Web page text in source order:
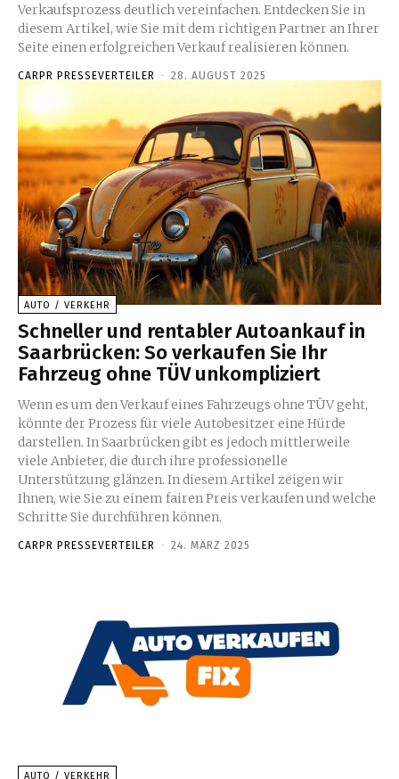
Verkaufsprozess deutlich vereinfachen. Entdecken Sie in
diesem Artikel, wie Sie mit dem richtigen Partner an Ihrer
Seite einen erfolgreichen Verkauf realisieren können.
CARPR PRESSEVERTEILER - 28. AUGUST 2025
AUTO / VERKEHR
Schneller und rentabler Autoankauf in
Saarbrücken: So verkaufen Sie Ihr
Fahrzeug ohne TÜV unkompliziert
Wenn es um den Verkauf eines Fahrzeugs ohne TÜV geht,
könnte der Prozess für viele Autobesitzer eine Hürde
darstellen. In Saarbrücken gibt es jedoch mittlerweile
viele Anbieter, die durch ihre professionelle
Unterstützung glänzen. In diesem Artikel zeigen wir
Ihnen, wie Sie zu einem fairen Preis verkaufen und welche
Schritte Sie durchführen können.
CARPR PRESSEVERTEILER - 24. MÄRZ 2025
AUTO / VERKEHR